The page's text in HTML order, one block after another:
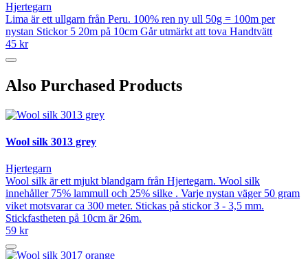
Hjertegarn
Lima är ett ullgarn från Peru. 100% ren ny ull 50g = 100m per
nystan Stickor 5 20m på 10cm Går utmärkt att tova Handtvätt
45 kr
Also Purchased Products
Wool silk 3013 grey
Hjertegarn
Wool silk är ett mjukt blandgarn från Hjertegarn. Wool silk
innehåller 75% lammull och 25% silke . Varje nystan väger 50 gram
viket motsvarar ca 300 meter. Stickas på stickor 3 - 3,5 mm.
Stickfastheten på 10cm är 26m.
59 kr